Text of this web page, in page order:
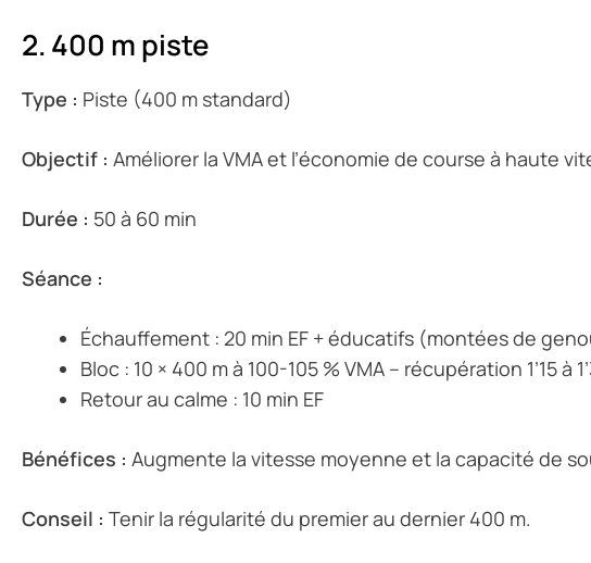
2. 400 m piste
Type : Piste (400 m standard)
Objectif : Améliorer la VMA et l’économie de course à haute
Durée : 50 à 60 min
Séance :
Échauffement : 20 min EF + éducatifs (montées de
Bloc : 10 × 400 m à 100-105 % VMA – récupération 1’15 à
Retour au calme : 10 min EF
Bénéfices : Augmente la vitesse moyenne et la capacité de
Conseil : Tenir la régularité du premier au dernier 400 m.